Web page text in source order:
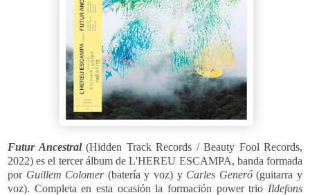
Futur Ancestral(Hidden Track Records / Beauty Fool Records,
2022) es el tercer álbum de L'HEREU ESCAMPA, banda formada
por Guillem Colomer(batería y voz) y Carles Generó(guitarra y
voz). Completa en esta ocasión la formación power trio Ildefons